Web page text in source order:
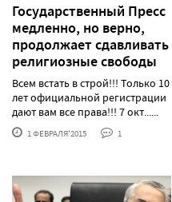
Государственный Пресс
медленно, но верно,
продолжает сдавливать
религиозные свободы
Всем встать в строй!!! Только 10
лет официальной регистрации
дают вам все права!!! 7 окт......
1 ФЕВРАЛЯ'2015 1